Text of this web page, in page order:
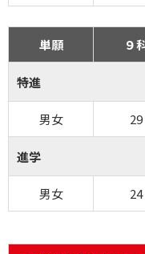
単願 ９
特進
男女 29
進学
男女 24